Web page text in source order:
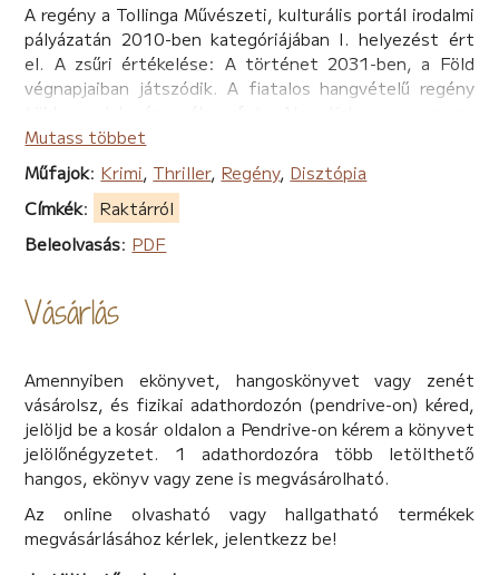
A regény a Tollinga Művészeti, kulturális portál irodalmi
pályázatán 2010-ben kategóriájában I. helyezést ért
el. A zsűri értékelése: A történet 2031-ben, a Föld
végnapjaiban játszódik. A fiatalos hangvételű regény
származású gazdag örökös, Anna, a szintén magyar
származású környezetvédő és Suzi, a prostituált
kalandjai váltják egymást. A sötét /közel/jövőben már
nem létezik sem Ausztrália, sem Közép-Amerika, az
olajkészletek kifogyóban vannak, s a természeti
katasztrófák hatására egyre több olajkút okoz
vihar csap le New Yorkra, mely nem csupán egy vihar,
hanem az ismert világot megsemmisítő katasztrófák
A regény főhősei politikusok, gazdag, befolyásos
üzletemberek, és kihasznált, dróton rángatható
kisemberek, mintegy a mai társadalom tükörképei. A
kisregény mindvégig fenntartja a figyelmet,
mindemellett aktuális témát boncolgat. Igényes
nyelvezettel, jól van megírva. Élvezetes olvasmány.”
Olvassa el a 2010-ben írt könyvet, és vesse össze a
világban azóta történtekkel! Meg fog lepődni!
Mutass többet
Műfajok: Krimi, Thriller, Regény, Disztópia
Címkék: Raktárról
Beleolvasás: PDF
Vásárlás
Amennyiben ekönyvet, hangoskönyvet vagy zenét
vásárolsz, és fizikai adathordozón (pendrive-on) kéred,
jelöljd be a kosár oldalon a Pendrive-on kérem a könyvet
jelölőnégyzetet. 1 adathordozóra több letölthető
hangos, ekönyv vagy zene is megvásárolható.
Az online olvasható vagy hallgatható termékek
megvásárlásához kérlek, jelentkezz be!